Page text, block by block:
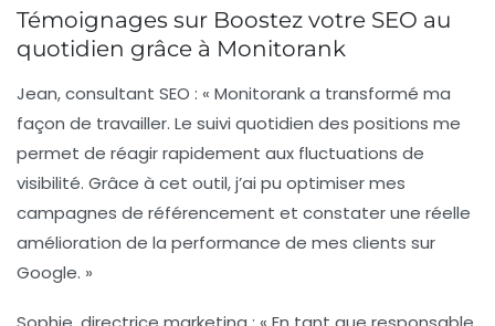
Témoignages sur Boostez votre SEO au
quotidien grâce à Monitorank
Jean, consultant SEO : « Monitorank a transformé ma
façon de travailler. Le suivi quotidien des positions me
permet de réagir rapidement aux fluctuations de
visibilité. Grâce à cet outil, j’ai pu optimiser mes
campagnes de référencement et constater une réelle
amélioration de la performance de mes clients sur
Google. »